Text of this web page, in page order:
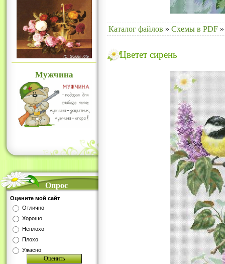
Мужчина
Опрос
Оцените мой сайт
Отлично
Хорошо
Неплохо
Плохо
Ужасно
Каталог файлов » Схемы в PDF »
Цветет сирень